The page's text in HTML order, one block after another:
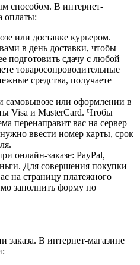
способом. В интернет-
оплаты:
или доставке курьером.
в день доставки, чтобы
подготовить сдачу с любой
товаросопроводительные
средства, получаете
самовывозе или оформлении в
Visa и MasterCard. Чтобы
перенаправит вас на сервер
ввести номер карты, срок
онлайн-заказе: PayPal,
Для совершения покупки
на страницу платежного
заполнить форму по
заказа. В интернет-магазине